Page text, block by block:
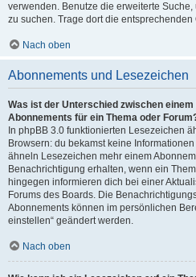
verwenden. Benutze die erweiterte
zu suchen. Trage dort die
Nach oben
Abonnements und Lesezeichen
Was ist der Unterschied zwischen
Abonnements für ein Thema oder
In phpBB 3.0 funktionierten Lesezeichen
Browsern: du bekamst keine
ähneln Lesezeichen mehr einem
Benachrichtigung erhalten, wenn ein
hingegen informieren dich bei einer
Forums des Boards. Die
Abonnements können im persönlichen
einstellen“ geändert werden.
Nach oben